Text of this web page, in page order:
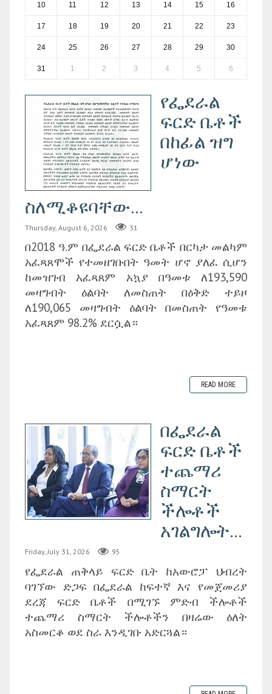
10 11 12 13 14 15 16
17 18 19 20 21 22 23
24 25 26 27 28 29 30
31 1 2 3 4 5 6
የፌደራል
ፍርድ ቤቶች
በከፊል ዝግ
ሆነው
ስለሚቆዩባቸው...
Thursday, August 6, 2026 31
በ2018 ዓ.ም በፌደራል ፍርድ ቤቶች በርካታ መልካም
አፈጻጸሞች የተመዘገቡበት ዓመት ሆኖ ያለፈ ሲሆን
ከመዝገብ አፈጻጸም አኳያ በዓመቱ ለ193,590
መዛግብት ዕልባት ለመስጠት በዕቅድ ተይዞ
ለ190,065 መዛግብት ዕልባት በመስጠት የዓመቱ
አፈጻጸም 98.2% ደርሷል።
READ MORE
በፌደራል
ፍርድ ቤቶች
ተጨማሪ
ስማርት
ችሎቶች
አገልግሎት...
Friday, July 31, 2026 95
የፌደራል ጠቅላይ ፍርድ ቤት ከአውሮፓ ህብረት
ባገኘው ድጋፍ በፌደራል ከፍተኛ እና የመጀመሪያ
ደረጃ ፍርድ ቤቶች በሚገኙ ምድብ ችሎቶች
ተጨማሪ ስማርት ችሎቶችን በዛሬው ዕለት
አስመርቆ ወደ ስራ እንዲገቡ አድርጓል።